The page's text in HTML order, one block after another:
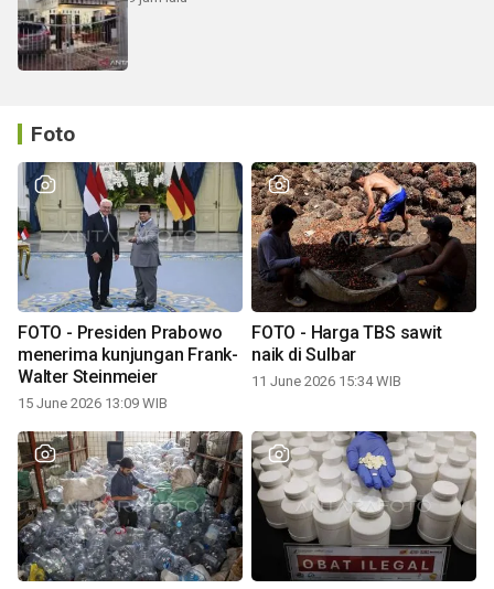
Foto
FOTO - Presiden Prabowo
menerima kunjungan Frank-
Walter Steinmeier
15 June 2026 13:09 WIB
FOTO - Harga TBS sawit
naik di Sulbar
11 June 2026 15:34 WIB